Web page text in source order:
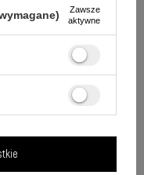
na
czy
Zawsze
aktywne